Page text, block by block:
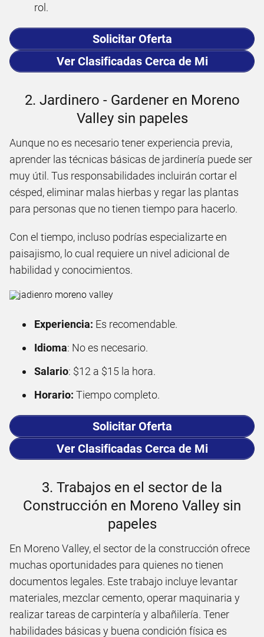
rol.
Solicitar Oferta
Ver Clasificadas Cerca de Mi
2. Jardinero - Gardener en Moreno
Valley sin papeles
Aunque no es necesario tener experiencia previa,
aprender las técnicas básicas de jardinería puede ser
muy útil. Tus responsabilidades incluirán cortar el
césped, eliminar malas hierbas y regar las plantas
para personas que no tienen tiempo para hacerlo.
Con el tiempo, incluso podrías especializarte en
paisajismo, lo cual requiere un nivel adicional de
habilidad y conocimientos.
Experiencia: Es recomendable.
Idioma: No es necesario.
Salario: $12 a $15 la hora.
Horario: Tiempo completo.
Solicitar Oferta
Ver Clasificadas Cerca de Mi
3. Trabajos en el sector de la
Construcción en Moreno Valley sin
papeles
En Moreno Valley, el sector de la construcción ofrece
muchas oportunidades para quienes no tienen
documentos legales. Este trabajo incluye levantar
materiales, mezclar cemento, operar maquinaria y
realizar tareas de carpintería y albañilería. Tener
habilidades básicas y buena condición física es